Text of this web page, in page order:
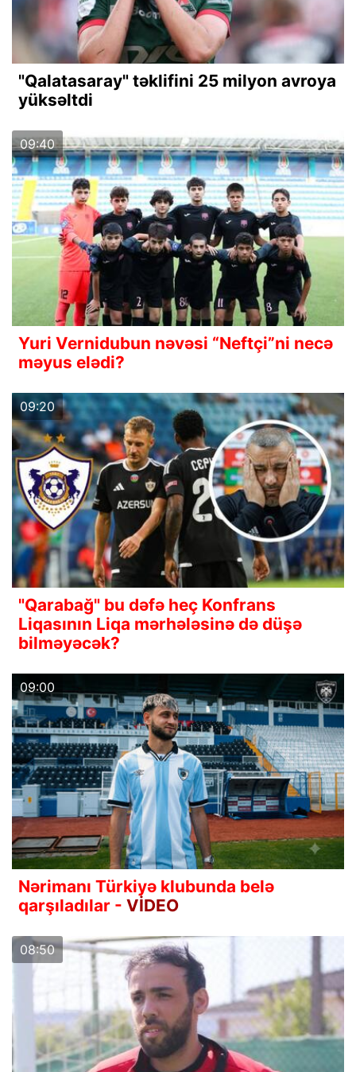
"Qalatasaray" təklifini 25 milyon avroya
yüksəltdi
09:40
Yuri Vernidubun nəvəsi “Neftçi”ni necə
məyus elədi?
09:20
"Qarabağ" bu dəfə heç Konfrans
Liqasının Liqa mərhələsinə də düşə
bilməyəcək?
09:00
Nərimanı Türkiyə klubunda belə
qarşıladılar - VİDEO
08:50